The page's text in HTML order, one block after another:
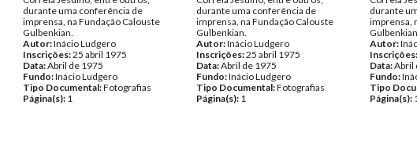
durante uma conferência de
imprensa, na Fundação Calouste
Gulbenkian.
Autor:Inácio Ludgero
Inscrições:25 abril 1975
Data:Abril de 1975
Fundo:Inácio Ludgero
Tipo Documental:Fotografias
Página(s): 1
durante uma conferência de
imprensa, na Fundação Calouste
Gulbenkian.
Autor:Inácio Ludgero
Inscrições:25 abril 1975
Data:Abril de 1975
Fundo:Inácio Ludgero
Tipo Documental:Fotografias
Página(s): 1
durante
imprensa,
Autor:
Inscrições:
Data:Abril
Fundo:
Tipo
Página(s):